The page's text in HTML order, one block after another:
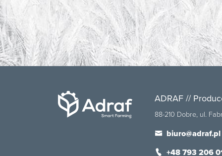
ADRAF //
88-210 Dobre, ul.
biuro@adraf.pl
+48 793 206